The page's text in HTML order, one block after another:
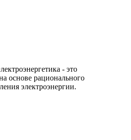
- это
основе рационального
электроэнергии.